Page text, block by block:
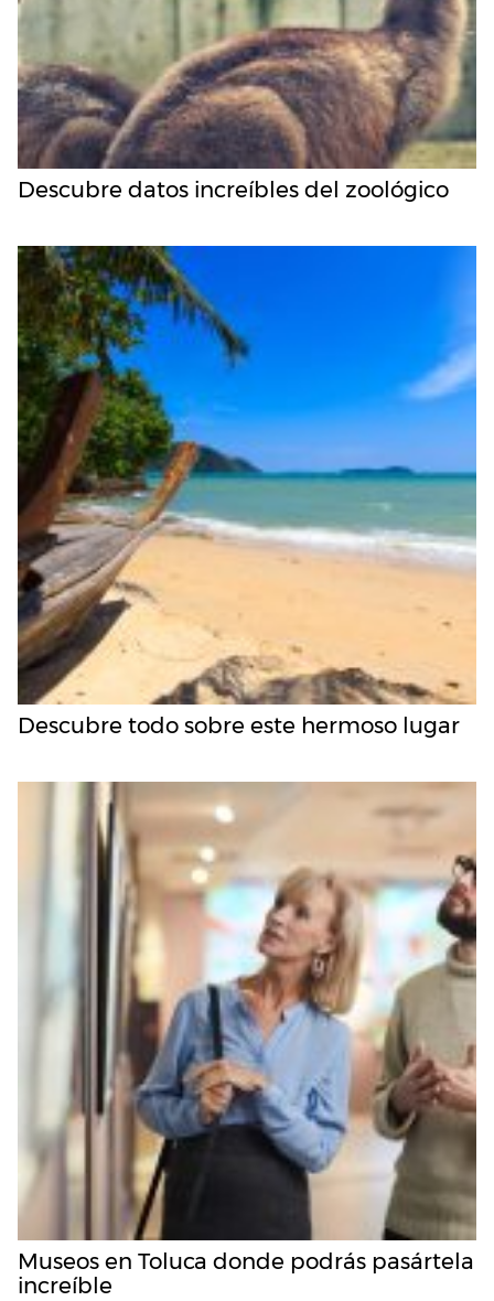
Descubre datos increíbles del zoológico
Descubre todo sobre este hermoso lugar
Museos en Toluca donde podrás pasártela
increíble